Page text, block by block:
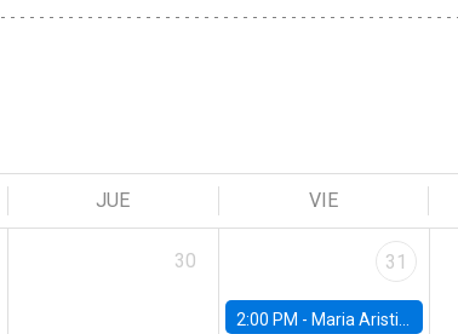
JUE VIE
30 31
2:00 PM - Maria Aristizabal-Ramirez, FED Board